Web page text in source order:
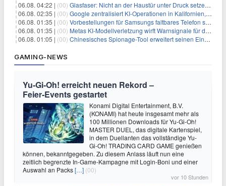
06.08. 04:22 | (00) Glasfaser: Nicht an der Haustür unter Druck setzen lassen
06.08. 02:35 | (00) Google zentralisiert KI-Operationen in Kalifornien, um Rivale Anthropic und OpenAI zu überholen
06.08. 01:35 | (00) Vorbestellungen für Samsungs faltbares Telefon steigen um 30 % in einem wettbewerbsintensiven Markt
06.08. 01:35 | (00) Metas KI-Modellverletzung wirft Warnsignale für die Technologieaufsicht auf
06.08. 01:05 | (00) Chinesisches Spionage-Tool erweitert seinen Einfluss auf 13 Länder und weckt Sicherheitsbedenken
GAMING-NEWS
Yu‑Gi‑Oh! erreicht neuen Rekord –
Feier‑Events gestartet
Konami Digital Entertainment, B.V.
(KONAMI) hat heute insgesamt mehr als
100 Millionen Downloads für Yu-Gi-Oh!
MASTER DUEL, das digitale Kartenspiel,
in dem Duellanten das vollständige Yu-
Gi-Oh! TRADING CARD GAME genießen
können, bekanntgegeben. Zu diesem Anlass läuft nun eine
zeitlich begrenzte In-Game-Kampagne mit Login-Boni und einer
Auswahl an Packs[…] (00)
vor 10 Stunden